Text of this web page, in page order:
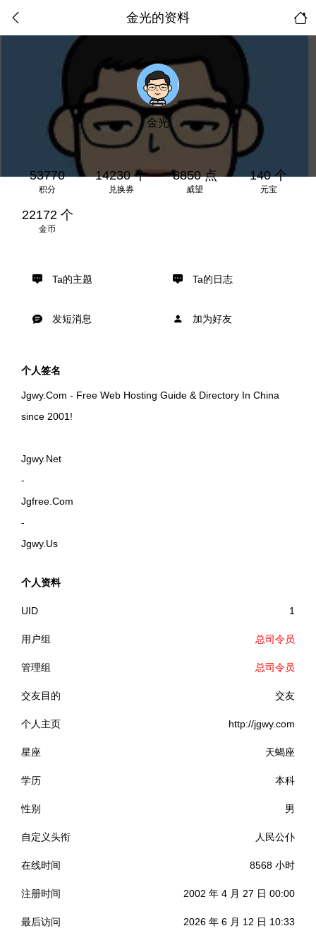
金光的资料
金光
53770
积分
14230 个
兑换券
8850 点
威望
140 个
元宝
22172 个
金币
Ta的主题 Ta的日志
发短消息 加为好友
个人签名
Jgwy.Com - Free Web Hosting Guide & Directory In China
since 2001!
Jgwy.Net
-
Jgfree.Com
-
Jgwy.Us
个人资料
UID 1
用户组 总司令员
管理组 总司令员
交友目的 交友
个人主页 http://jgwy.com
星座 天蝎座
学历 本科
性别 男
自定义头衔 人民公仆
在线时间 8568 小时
注册时间 2002 年 4 月 27 日 00:00
最后访问 2026 年 6 月 12 日 10:33